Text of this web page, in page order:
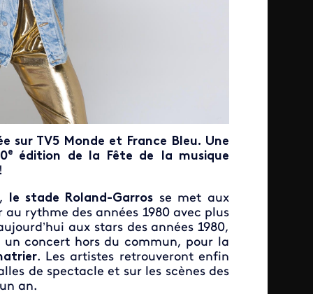
sur TV5 Monde et France Bleu. Une
e édition de la Fête de
la musique
le stade Roland-Garros se met aux
rythme des années 1980 avec plus
aux stars des années 1980,
concert hors du commun, pour la
. Les artistes retrouveront enfin
de spectacle et sur les scènes des
an.